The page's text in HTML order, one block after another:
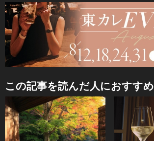
この記事を読んだ人におすすめ